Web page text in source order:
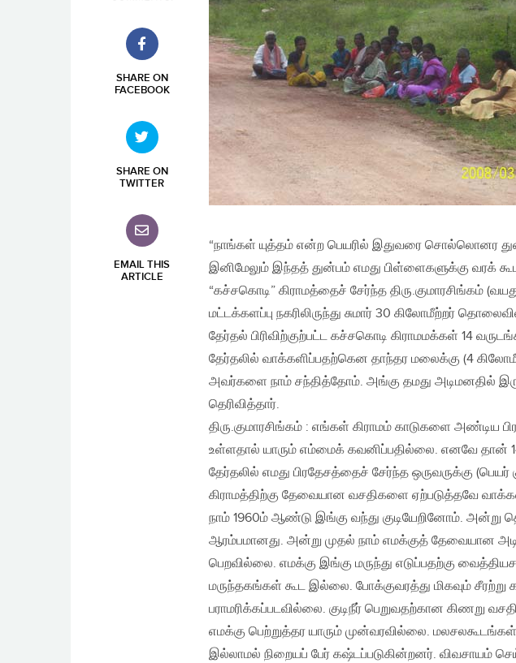
SHARE ON
FACEBOOK
SHARE ON
TWITTER
EMAIL THIS
ARTICLE
“நாங்கள் யுத்தம் என்ற பெயரில் இதுவரை சொல்லொனர
இனிமேலும் இந்தத் துன்பம் எமது பிள்ளைகளுக்கு வரக்
“கச்சகொடி” கிராமத்தைச் சேர்ந்த திரு.குமாரசிங்கம்
மட்டக்களப்பு நகரிலிருந்து சுமார் 30 கிலோமீற்றர்
தேர்தல் பிரிவிற்குற்பட்ட கச்சகொடி கிராமமக்கள் 14
தேர்தலில் வாக்களிப்பதற்கென தாந்தர மலைக்கு (4
அவர்களை நாம் சந்தித்தோம். அங்கு தமது அடிமனதில்
தெரிவித்தார்.
திரு.குமாரசிங்கம் : எங்கள் கிராமம் காடுகளை அண்டிய
உள்ளதால் யாரும் எம்மைக் கவனிப்பதில்லை. எனவே தான்
தேர்தலில் எமது பிரதேசத்தைச் சேர்ந்த ஒருவருக்கு (பெயர்
கிராமத்திற்கு தேவையான வசதிகளை ஏற்படுத்தவே
நாம் 1960ம் ஆண்டு இங்கு வந்து குடியேறினோம். அன்று
ஆரம்பமானது. அன்று முதல் நாம் எமக்குத் தேவையான
பெறவில்லை. எமக்கு இங்கு மருந்து எடுப்பதற்கு
மருந்தகங்கள் கூட இல்லை. போக்குவரத்து மிகவும் சீரற்று
பராமரிக்கப்படவில்லை. குடிநீர் பெறுவதற்கான கிணறு
எமக்கு பெற்றுத்தர யாரும் முன்வரவில்லை.
இல்லாமல் நிறையப் பேர் கஷ்டப்படுகின்றனர். விவசாயம்